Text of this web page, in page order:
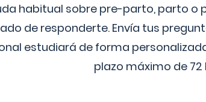
habitual sobre pre-parto, parto
de responderte. Envía tus
estudiará de forma
plazo máximo de 72